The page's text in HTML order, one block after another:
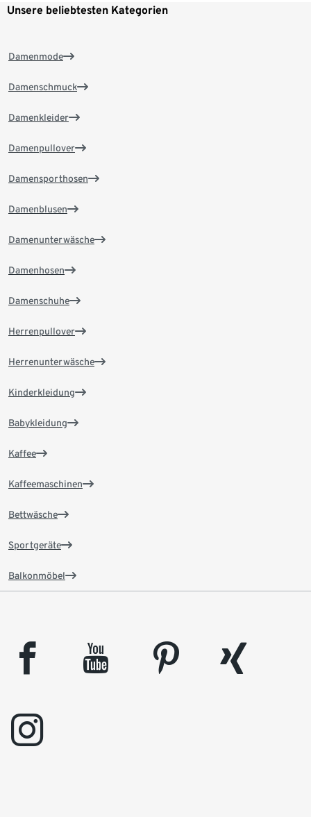
Unsere beliebtesten Kategorien
Damenmode
Damenschmuck
Damenkleider
Damenpullover
Damensporthosen
Damenblusen
Damenunterwäsche
Damenhosen
Damenschuhe
Herrenpullover
Herrenunterwäsche
Kinderkleidung
Babykleidung
Kaffee
Kaffeemaschinen
Bettwäsche
Sportgeräte
Balkonmöbel
facebook youtube pinterest
xing
instagram